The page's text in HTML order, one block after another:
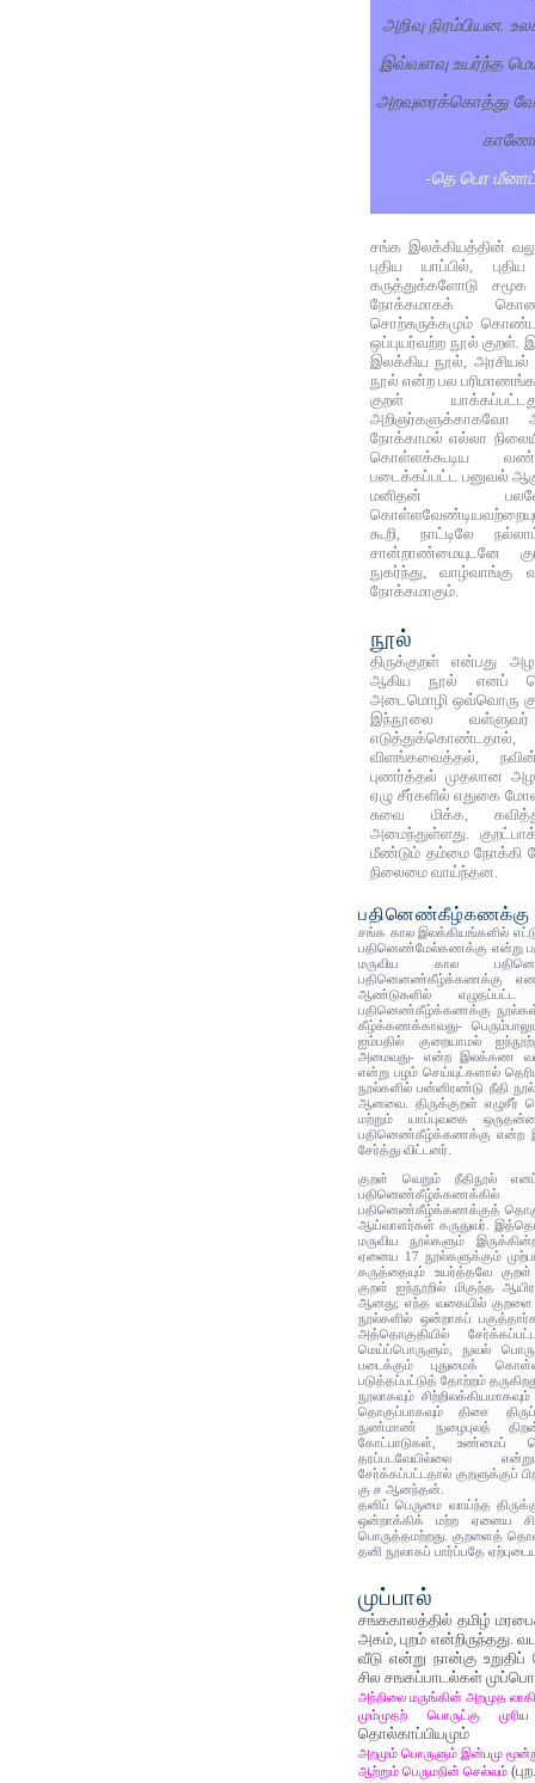
அறிவு நிரம்பியன.
இவ்வளவு உயர்ந்த
அறவுரைக்கொத்து
-தெ பொ
சங்க இலக்கியத்தின்
புதிய யாப்பில்,
கருத்துக்களோடு
நோக்கமாகக்
சொற்சுருக்கமும் கொண்ட
ஒப்புயர்வற்ற நூல் குறள்.
இலக்கிய நூல்,
நூல் என்ற பல
குறள்
அறிஞர்களுக்காகவோ
நோக்காமல் எல்லா
கொள்ளக்கூடிய
படைக்கப்பட்ட பனுவல்
மனிதன்
கூறி, நாட்டிலே
சான்றாண்மையுடனே
நுகர்ந்து, வாழ்வாங்கு
நோக்கமாகும்.
நூல்
திருக்குறள் என்பது
ஆகிய நூல் எனப்
அடைமொழி ஒவ்வொரு
இந்நூலை
விளங்கவைத்தல்,
புணர்த்தல் முதலான
ஏழு சீர்களில் எதுகை
சுவை மிக்க,
அமைந்துள்ளது.
மீண்டும் தம்மை நோக்கி
நிலைமை வாய்ந்தன.
பதினெண்கீழ்கணக்கு
சங்க கால இலக்கியங்களில்
பதினெண்மேல்கணக்கு என்று
மருவிய கால
பதினெனண்கீழ்க்கணக்கு
ஆண்டுகளில்
பதினெண்கீழ்க்கணக்கு
கீழ்க்கணக்காவது-
ஐம்பதில் குறையாமல்
அமைவது- என்ற இலக்கண
என்று பழம் செய்யுட்களால்
நூல்களில் பன்னிரண்டு நீதி
ஆனவை. திருக்குறள் எழுசீர்
மற்றும் யாப்புவகை
பதினெண்கீழ்க்கணக்கு என்ற
சேர்த்து விட்டனர்.
குறள் வெறும் நீதிநூல் எனப்
பதினெண்கீழ்க்கணக்கில்
பதினெண்கீழ்க்கணக்குத்
ஆய்வாளர்கள் கருதுவர்.
மருவிய நூல்களும்
ஏனைய 17 நூல்களுக்கும்
கருத்தையும் உயர்த்தவே
குறள் ஐந்நூறில் மிகுந்த
ஆனது; எந்த வகையில்
நூல்களில் ஒன்றாகப்
அத்தொகுதியில்
மெய்ப்பொருளும், நுவல்
படைக்கும் புதுமைக்
படுத்தப்பட்டுத் தோற்றம்
நூலாகவும்
தொகுப்பாகவும் திசை
நுண்மாண் நுழைபுலத்
கோட்பாடுகள், உண்மைப்
தரப்படவேயில்லை
சேர்க்கப்பட்டதால் குறளுக்குப்
கு ச ஆனந்தன்.
தனிப் பெருமை வாய்ந்த
ஒன்றாக்கிக் மற்ற ஏனைய
பொருத்தமற்றது. குறளைத்
தனி நூலாகப் பார்ப்பதே
முப்பால்
சங்ககாலத்தில் தமிழ்
அகம், புறம்
வீடு என்று நான்கு
சில சஙகப்பாடல்கள்
அந்நிலை மருங்கின் அறமுத
மும்முதற் பொருட்கு
தொல்காப்பியமும்
அறமும் பொருளும் இன்பமு
ஆற்றும் பெருமநின் செல்வம்